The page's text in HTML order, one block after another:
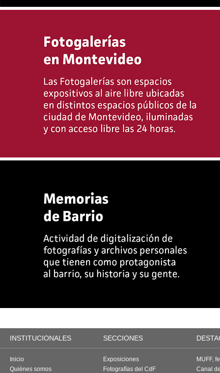
INSTITUCIONALES SECCIONES
Inicio
Quiénes somos
Exposiciones
Fotografías del CdF
MUFF,
Canal